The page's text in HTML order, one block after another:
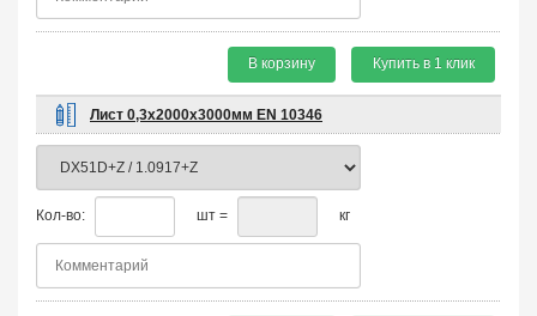
В корзину Купить в 1 клик
Лист 0,3х2000х3000мм EN 10346
Кол-во: шт = кг